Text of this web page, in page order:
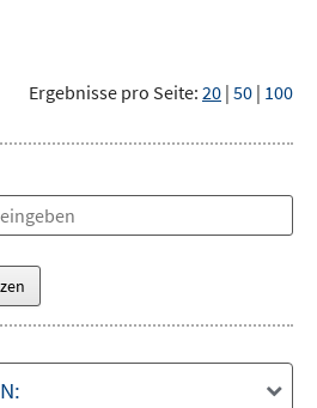
Ergebnisse pro Seite: 20 | 50 | 100